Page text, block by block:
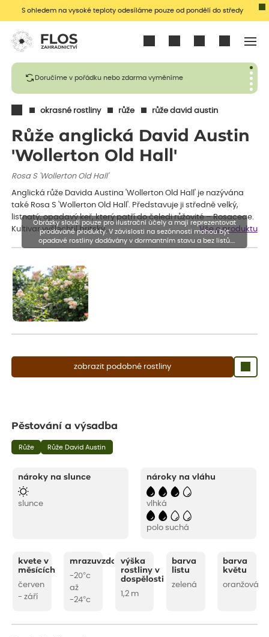
S ohledem na vysoké teploty odesíláme pouze od pondělí do středy
Doručíme v pořádku nebo zdarma vyměníme
okrasné rostliny růže růže david austin
Růže anglická David Austin
'Wollerton Old Hall'
Rosa S 'Wollerton Old Hall'
Anglická růže Davida Austina 'Wollerton Old Hall' je nazývána
také Rosa S 'Wollerton Old Hall'. Představuje ji středně velký,
listnatý, opadavý keř, který patří do čeledi růžovité – Rosaceae.
Kultivar vyšlechtil britský…
Vše o produktu
zobrazit podobné rostliny
Obrázky slouží pouze pro ilustrační účely a mají reprezentovat
prodávané produkty. V závislosti na sezónnosti mohou být
opadavé rostliny dodávány v dormantním stavu a bez listů.
Rostliny mohou být také sestřiženy níže, než je uvedená výška,
Pěstování a výsadba
Růže Růže David Austin
nároky na slunce
slunce
nároky na vláhu
vlhká
polo suchá
kvete v
měsících
červen
- září
mrazuvzdornost
-20°c
až
-24°c
výška
rostliny v
dospělosti
1,2 m
barva
listu
zelená
barva
květu
oranžová